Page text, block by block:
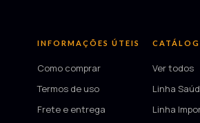
INFORMAÇÕES ÚTEIS
Como comprar
Termos de uso
Frete e entrega
Ver todos
Linha
Linha